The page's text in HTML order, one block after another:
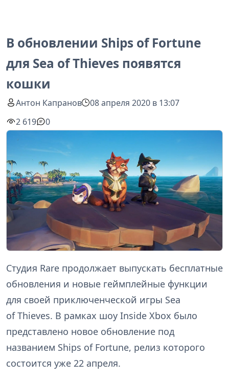
В обновлении Ships of Fortune
для Sea of Thieves появятся
кошки
Антон Капранов
08 апреля 2020 в 13:07
2 619
0
Студия Rare продолжает выпускать бесплатные
обновления и новые геймплейные функции
для своей приключенческой игры Sea
of Thieves. В рамках шоу Inside Xbox было
представлено новое обновление под
названием Ships of Fortune, релиз которого
состоится уже 22 апреля.